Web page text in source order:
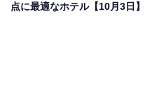
点に最適なホテル【10月3日】